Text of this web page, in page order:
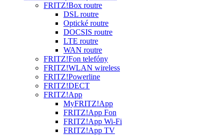
FRITZ!Box routre
DSL routre
Optické routre
DOCSIS routre
LTE routre
WAN routre
FRITZ!Fon telefóny
FRITZ!WLAN wireless
FRITZ!Powerline
FRITZ!DECT
FRITZ!App
MyFRITZ!App
FRITZ!App Fon
FRITZ!App Wi-Fi
FRITZ!App TV